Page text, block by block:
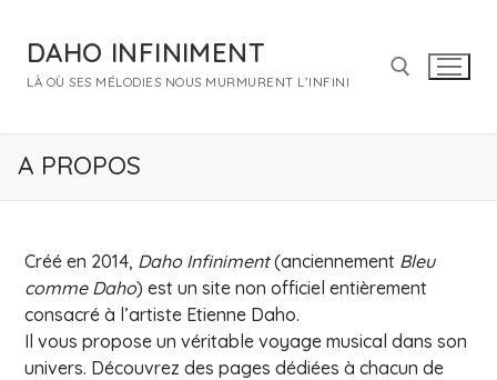
contenuDAHO INFINIMENT
LÀ OÙ SES MÉLODIES NOUS MURMURENT L’INFINI
A PROPOS
Créé en 2014, Daho Infiniment(anciennement Bleu
comme Daho) est un site non officiel entièrement
consacré à l’artiste Etienne Daho.
Il vous propose un véritable voyage musical dans son
univers. Découvrez des pages dédiées à chacun de